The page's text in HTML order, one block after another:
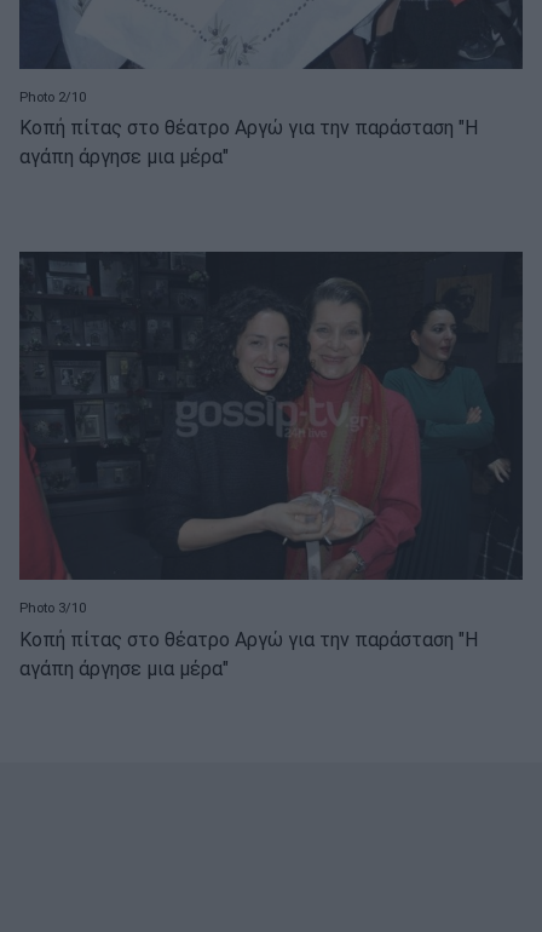
Photo 2/10
Κοπή πίτας στο θέατρο Αργώ για την παράσταση "Η
αγάπη άργησε μια μέρα"
Photo 3/10
Κοπή πίτας στο θέατρο Αργώ για την παράσταση "Η
αγάπη άργησε μια μέρα"